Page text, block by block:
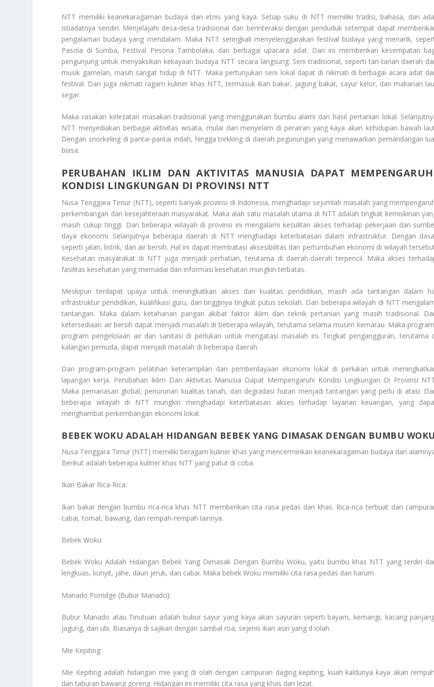
NTT memiliki keanekaragaman budaya dan etnis yang kaya. Setiap suku di NTT memiliki tradisi, bahasa, dan
istiadatnya sendiri. Menjelajahi desa-desa tradisional dan berinteraksi dengan penduduk setempat dapat
pengalaman budaya yang mendalam. Maka NTT seringkali menyelenggarakan festival budaya yang menarik,
Pasola di Sumba, Festival Pesona Tambolaka, dan berbagai upacara adat. Dan ini memberikan kesempatan
pengunjung untuk menyaksikan kekayaan budaya NTT secara langsung. Seni tradisional, seperti tari-tarian daerah
musik gamelan, masih sangat hidup di NTT. Maka pertunjukan seni lokal dapat di nikmati di berbagai acara adat
festival. Dan juga nikmati ragam kuliner khas NTT, termasuk ikan bakar, jagung bakar, sayur kelor, dan makanan
segar.
Maka rasakan kelezatan masakan tradisional yang menggunakan bumbu alami dan hasil pertanian lokal.
NTT menyediakan berbagai aktivitas wisata, mulai dari menyelam di perairan yang kaya akan kehidupan bawah
Dengan snorkeling di pantai-pantai indah, hingga trekking di daerah pegunungan yang menawarkan pemandangan
biasa.
PERUBAHAN IKLIM DAN AKTIVITAS MANUSIA DAPAT
KONDISI LINGKUNGAN DI PROVINSI NTT
Nusa Tenggara Timur (NTT), seperti banyak provinsi di Indonesia, menghadapi sejumlah masalah yang
perkembangan dan kesejahteraan masyarakat. Maka alah satu masalah utama di NTT adalah tingkat kemiskinan
masih cukup tinggi. Dan beberapa wilayah di provinsi ini mengalami kesulitan akses terhadap pekerjaan dan
daya ekonomi. Selanjutnya beberapa daerah di NTT menghadapi keterbatasan dalam infrastruktur. Dengan
seperti jalan, listrik, dan air bersih. Hal ini dapat membatasi aksesibilitas dan pertumbuhan ekonomi di wilayah
Kesehatan masyarakat di NTT juga menjadi perhatian, terutama di daerah-daerah terpencil. Maka akses
fasilitas kesehatan yang memadai dan informasi kesehatan mungkin terbatas.
Meskipun terdapat upaya untuk meningkatkan akses dan kualitas pendidikan, masih ada tantangan dalam
infrastruktur pendidikan, kualifikasi guru, dan tingginya tingkat putus sekolah. Dan beberapa wilayah di NTT
tantangan. Maka dalam ketahanan pangan akibat faktor iklim dan teknik pertanian yang masih tradisional.
ketersediaan air bersih dapat menjadi masalah di beberapa wilayah, terutama selama musim kemarau. Maka
program pengelolaan air dan sanitasi di perlukan untuk mengatasi masalah ini. Tingkat pengangguran, terutama
kalangan pemuda, dapat menjadi masalah di beberapa daerah.
Dan program-program pelatihan keterampilan dan pemberdayaan ekonomi lokal di perlukan untuk
lapangan kerja. Perubahan Iklim Dan Aktivitas Manusia Dapat Mempengaruhi Kondisi Lingkungan Di Provinsi
Maka pemanasan global, penurunan kualitas tanah, dan degradasi hutan menjadi tantangan yang perlu di atasi.
beberapa wilayah di NTT mungkin menghadapi keterbatasan akses terhadap layanan keuangan, yang
menghambat perkembangan ekonomi lokal.
BEBEK WOKU ADALAH HIDANGAN BEBEK YANG DIMASAK DENGAN BUMBU WOKU
Nusa Tenggara Timur (NTT) memiliki beragam kuliner khas yang mencerminkan keanekaragaman budaya dan
Berikut adalah beberapa kuliner khas NTT yang patut di coba:
Ikan Bakar Rica-Rica:
Ikan bakar dengan bumbu rica-rica khas NTT memberikan cita rasa pedas dan khas. Rica-rica terbuat dari
cabai, tomat, bawang, dan rempah-rempah lainnya.
Bebek Woku:
Bebek Woku Adalah Hidangan Bebek Yang Dimasak Dengan Bumbu Woku, yaitu bumbu khas NTT yang terdiri
lengkuas, kunyit, jahe, daun jeruk, dan cabai. Maka bebek Woku memiliki cita rasa pedas dan harum.
Manado Porridge (Bubur Manado):
Bubur Manado atau Tinutuan adalah bubur sayur yang kaya akan sayuran seperti bayam, kemangi, kacang
jagung, dan ubi. Biasanya di sajikan dengan sambal roa, sejenis ikan asin yang d iolah.
Mie Kepiting:
Mie Kepiting adalah hidangan mie yang di olah dengan campuran daging kepiting, kuah kaldunya kaya akan
dan taburan bawang goreng. Hidangan ini memiliki cita rasa yang khas dan lezat.